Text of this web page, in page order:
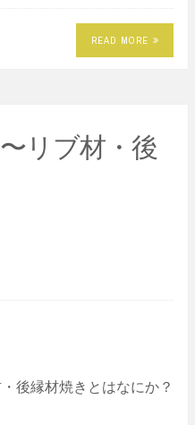
READ MORE
リブ材・後
後縁材焼きとはなにか？